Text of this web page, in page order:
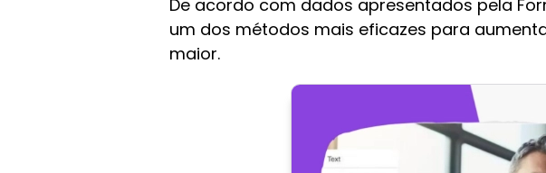
De acordo com dados apresentados pela
um dos métodos mais eficazes para
maior.